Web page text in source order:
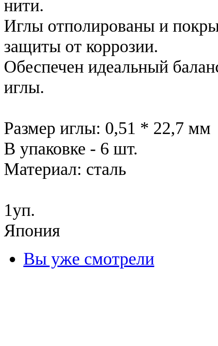
нити.
Иглы отполированы и
защиты от коррозии.
Обеспечен идеальный
иглы.
Размер иглы: 0,51 * 22,7 мм
В упаковке - 6 шт.
Материал: сталь
1уп.
Япония
Вы уже смотрели